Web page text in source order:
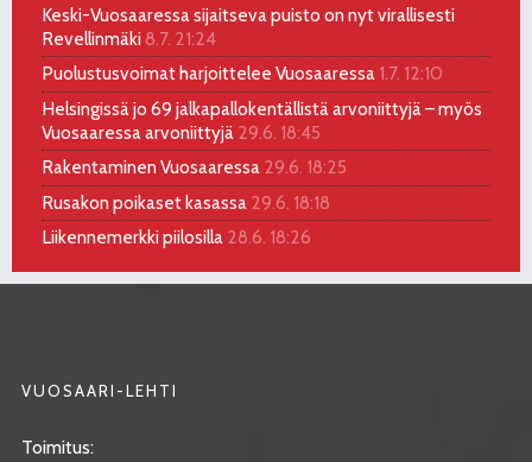
Keski-Vuosaaressa sijaitseva puisto on nyt virallisesti
Revellinmäki 8.7. 21:24
Puolustusvoimat harjoittelee Vuosaaressa 1.7. 12:10
Helsingissä jo 69 jalkapallokentällistä arvoniittyjä – myös
Vuosaaressa arvoniittyjä 29.6. 18:45
Rakentaminen Vuosaaressa 29.6. 18:25
Rusakon poikaset kasassa 29.6. 18:18
Liikennemerkki piilosilla 28.6. 18:26
VUOSAARI-LEHTI
Toimitus: